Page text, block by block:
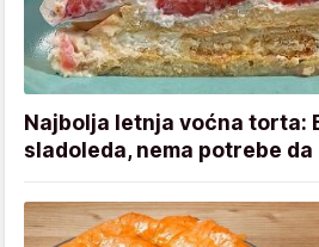
Najbolja letnja voćna torta:
sladoleda, nema potrebe